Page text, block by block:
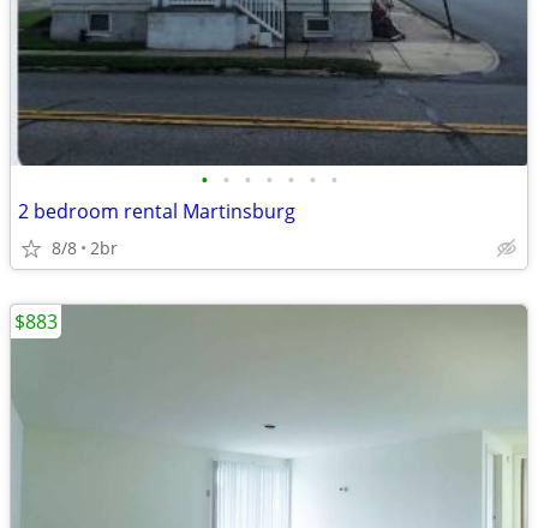
• • • • • • •
2 bedroom rental Martinsburg
8/8 2br
$883